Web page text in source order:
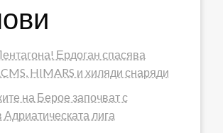
Ердоган спасява
HIMARS и хиляди снаряди
на Берое започват с
лига